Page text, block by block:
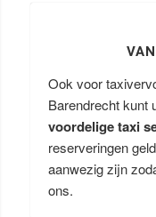
Ook voor
Barendrecht kunt
voordelige taxi
reserveringen
aanwezig zijn
ons.